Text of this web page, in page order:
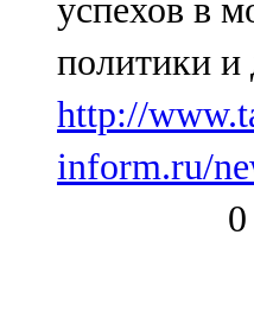
107,7 FM
Чистай
103,0 FM
Чүпрәле
успехов в
политики и
http://
inform.ru/
0